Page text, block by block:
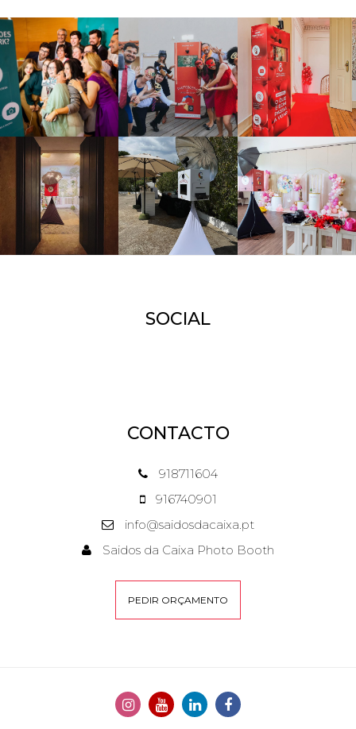
SOCIAL
CONTACTO
918711604
916740901
info@saidosdacaixa.pt
Saidos da Caixa Photo Booth
PEDIR ORÇAMENTO